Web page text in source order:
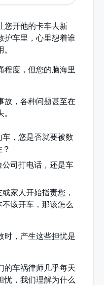
您开他的卡车去新
护车里，心里想着谁
程度，但您的脑海里
故，各种问题甚至在
，您是否就要被数
司打电话，还是车
家人开始指责您，
该开车，那该怎么
时，产生这些担忧是
的车祸律师几乎每天
忧，我们理解为什么
单
保险单
驾驶员保险